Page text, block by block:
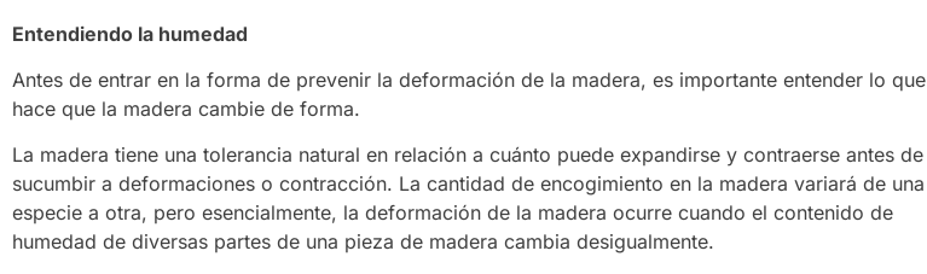
Entendiendo la humedad
Antes de entrar en la forma de prevenir la deformación de la madera, es importante entender lo que
hace que la madera cambie de forma.
La madera tiene una tolerancia natural en relación a cuánto puede expandirse y contraerse antes de
sucumbir a deformaciones o contracción. La cantidad de encogimiento en la madera variará de una
especie a otra, pero esencialmente, la deformación de la madera ocurre cuando el contenido de
humedad de diversas partes de una pieza de madera cambia desigualmente.